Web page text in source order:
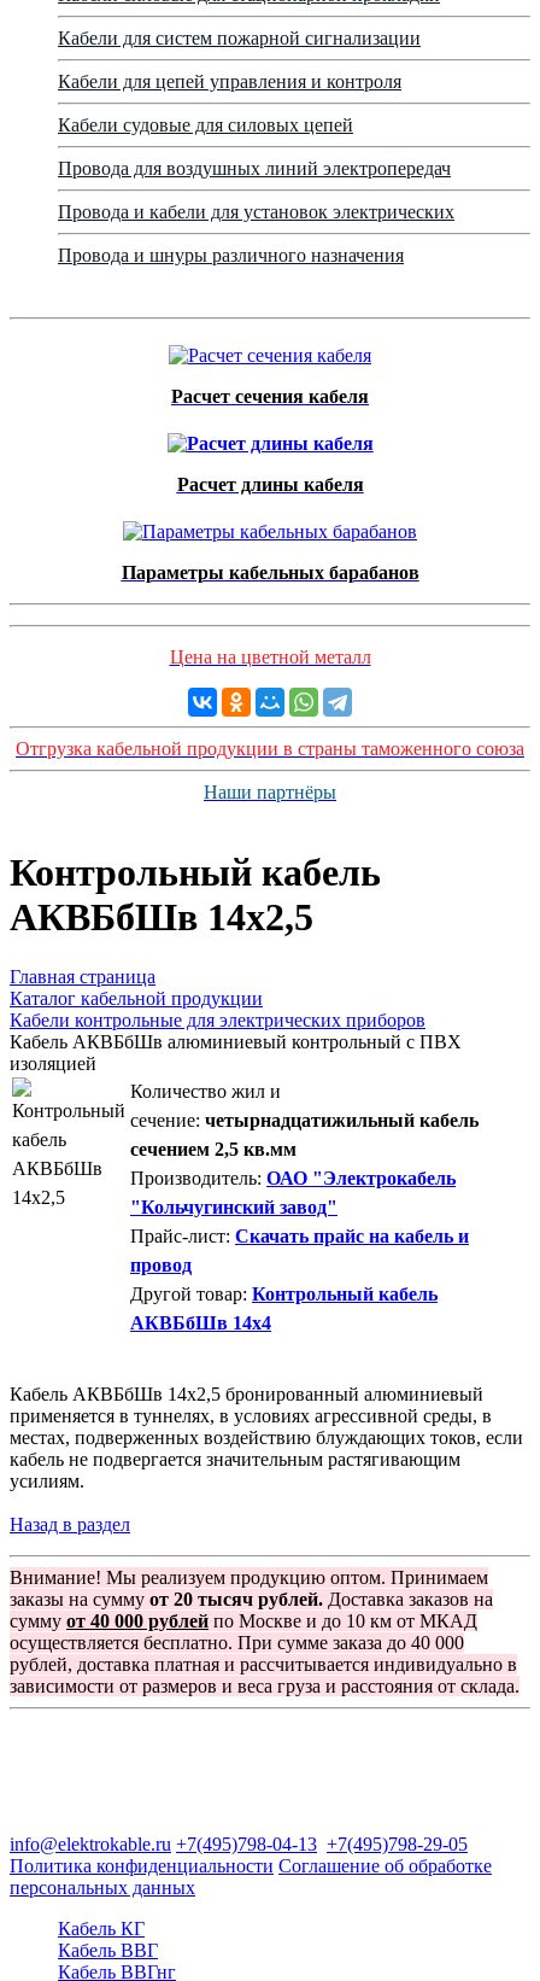
Кабели для систем пожарной сигнализации
Кабели для цепей управления и контроля
Кабели судовые для силовых цепей
Провода для воздушных линий электропередач
Провода и кабели для установок электрических
Провода и шнуры различного назначения
Расчет сечения кабеля
Расчет длины кабеля
Параметры кабельных барабанов
Цена на цветной металл
Отгрузка кабельной продукции в страны таможенного союза
Наши партнёры
Контрольный кабель
АКВБбШв 14х2,5
Главная страница
Каталог кабельной продукции
Кабели контрольные для электрических приборов
Кабель АКВБбШв алюминиевый контрольный с ПВХ
изоляцией
Количество жил и
сечение: четырнадцатижильный кабель
сечением 2,5 кв.мм
Производитель: ОАО "Электрокабель
"Кольчугинский завод"
Прайс-лист: Скачать прайс на кабель и
провод
Другой товар: Контрольный кабель
АКВБбШв 14х4
Кабель АКВБбШв 14х2,5 бронированный алюминиевый
применяется в туннелях, в условиях агрессивной среды, в
местах, подверженных воздействию блуждающих токов, если
кабель не подвергается значительным растягивающим
усилиям.
Назад в раздел
Внимание! Мы реализуем продукцию оптом. Принимаем
заказы на сумму от 20 тысяч рублей. Доставка заказов на
сумму от 40 000 рублей по Москве и до 10 км от МКАД
осуществляется бесплатно. При сумме заказа до 40 000
рублей, доставка платная и рассчитывается индивидуально в
зависимости от размеров и веса груза и расстояния от склада.
info@elektrokable.ru +7(495)798-04-13 +7(495)798-29-05
Политика конфиденциальности Соглашение об обработке
персональных данных
Кабель КГ
Кабель ВВГ
Кабель ВВГнг